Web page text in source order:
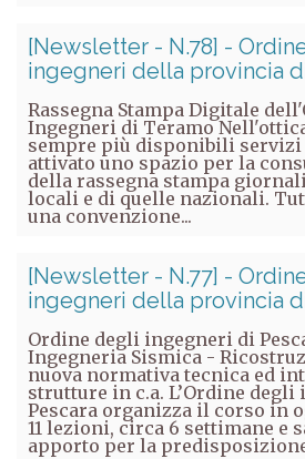
[Newsletter - N.78] -
ingegneri della provincia
Rassegna Stampa Digitale
Ingegneri di Teramo
sempre più disponibili servizi
attivato uno spazio per la
della rassegna stampa
locali e di quelle nazionali.
una convenzione...
[Newsletter - N.77] -
ingegneri della provincia
Ordine degli ingegneri di
Ingegneria Sismica -
nuova normativa tecnica ed
strutture in c.a. L’Ordine
Pescara organizza il corso in
11 lezioni, circa 6 settimane e
apporto per la